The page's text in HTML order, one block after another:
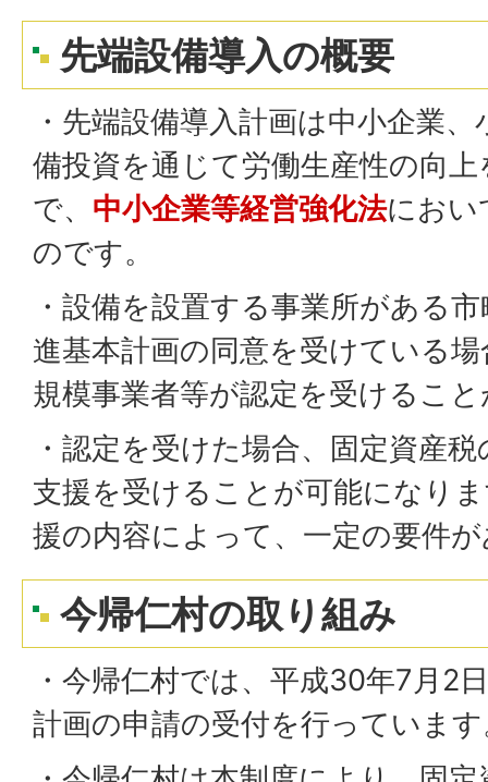
先端設備導入の概要
・先端設備導入計画は中小企業
備投資を通じて労働生産性の向
で、 中小企業等経営強化法におい
のです。
・設備を設置する事業所がある
進基本計画の同意を受けている
規模事業者等が認定を受けるこ
・認定を受けた場合、固定資産
支援を受けることが可能になり
援の内容によって、一定の要件
今帰仁村の取り組み
・今帰仁村では、平成30年7月2
計画の申請の受付を行っていま